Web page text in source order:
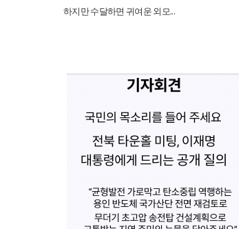
하지만 수달하면 귀여운 외모...